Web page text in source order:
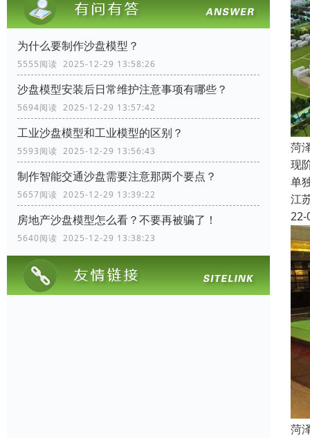
为什么要制作沙盘模型？
5555阅读 2025-12-29 13:58:26
沙盘模型安装后日常维护注意事项有哪些？
5694阅读 2025-12-29 13:57:42
工业沙盘模型和工业模型的区别？
5593阅读 2025-12-29 13:56:43
制作智能交通沙盘需要注意那两个要点？
5657阅读 2025-12-29 13:39:22
房地产沙盘模型怎么看？不要再被骗了！
5640阅读 2025-12-29 13:38:23
菏
现
单
江
22-
菏